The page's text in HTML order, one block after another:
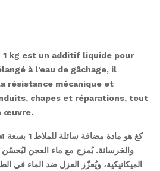
1 kg est un additif liquide pour
à l’eau de gâchage, il
résistance mécanique et
chapes et réparations, tout
œuvre.
والخرسانة. يُمزج مع ماء العجن ليُحسّن
الميكانيكية، ويُعزّز العزل ضد الماء في